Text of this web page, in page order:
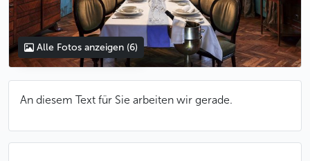
Alle Fotos anzeigen (6)
An diesem Text für Sie arbeiten wir gerade.